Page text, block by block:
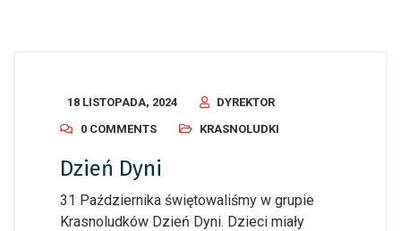
18 LISTOPADA, 2024
DYREKTOR
0 COMMENTS
KRASNOLUDKI
Dzień Dyni
31 Października świętowaliśmy w grupie
Krasnoludków Dzień Dyni. Dzieci miały